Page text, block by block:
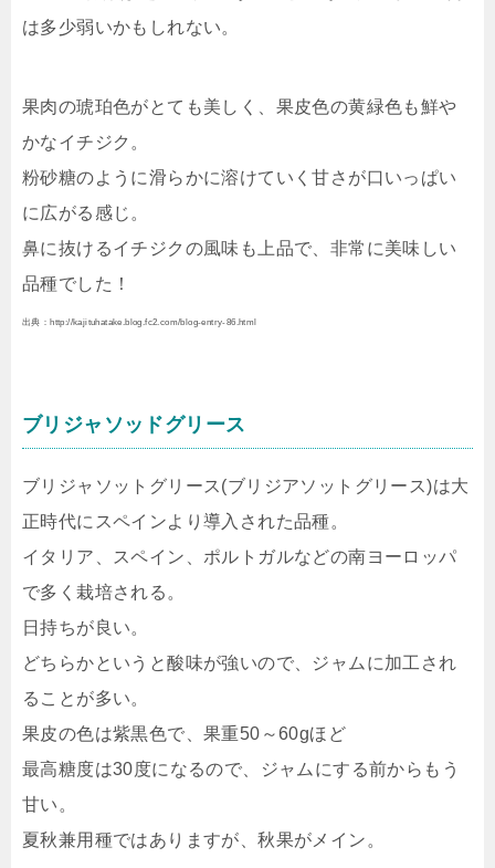
は多少弱いかもしれない。
果肉の琥珀色がとても美しく、果皮色の黄緑色も鮮や
かなイチジク。
粉砂糖のように滑らかに溶けていく甘さが口いっぱい
に広がる感じ。
鼻に抜けるイチジクの風味も上品で、非常に美味しい
品種でした！
出典：http://kajituhatake.blog.fc2.com/blog-entry-86.html
ブリジャソッドグリース
ブリジャソットグリース(ブリジアソットグリース)は大
正時代にスペインより導入された品種。
イタリア、スペイン、ポルトガルなどの南ヨーロッパ
で多く栽培される。
日持ちが良い。
どちらかというと酸味が強いので、ジャムに加工され
ることが多い。
果皮の色は紫黒色で、果重50～60gほど
最高糖度は30度になるので、ジャムにする前からもう
甘い。
夏秋兼用種ではありますが、秋果がメイン。